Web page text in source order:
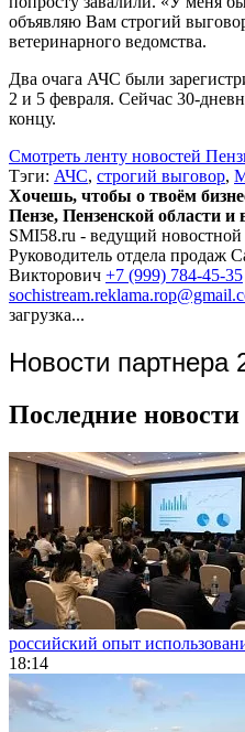
объявляю Вам строгий
ветеринарного ведомства.
Два очага АЧС были
2 и 5 февраля. Сейчас 30-
концу.
Смотреть ленту новостей
Тэги: АЧС, строгий выговор,
Хочешь, чтобы о твоём
Пензе, Пензенской области
SMI58.ru - ведущий
Руководитель отдела продаж
Викторович +7 (999) 784-45-35
загрузка...
Новости
Последние
российский опыт
18:14